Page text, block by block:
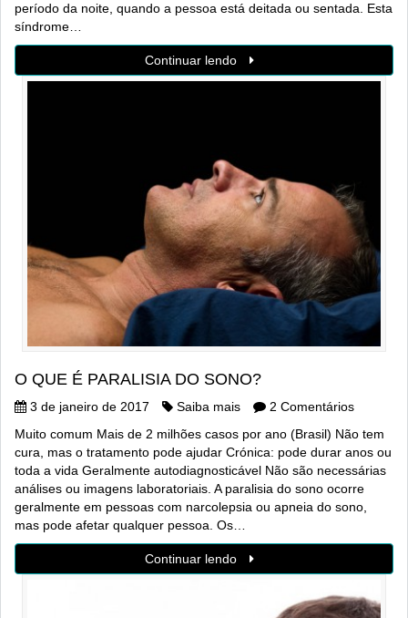
período da noite, quando a pessoa está deitada ou sentada. Esta
síndrome…
Continuar lendo
O QUE É PARALISIA DO SONO?
3 de janeiro de 2017 Saiba mais
2 Comentários
Muito comum Mais de 2 milhões casos por ano (Brasil) Não tem
cura, mas o tratamento pode ajudar Crónica: pode durar anos ou
toda a vida Geralmente autodiagnosticável Não são necessárias
análises ou imagens laboratoriais. A paralisia do sono ocorre
geralmente em pessoas com narcolepsia ou apneia do sono,
mas pode afetar qualquer pessoa. Os…
Continuar lendo